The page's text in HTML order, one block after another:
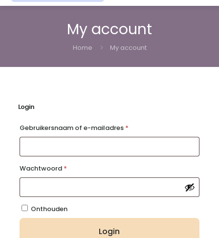
My account
Home My account
Login
Gebruikersnaam of e-mailadres *Vereist
Wachtwoord *Vereist
Onthouden
Login